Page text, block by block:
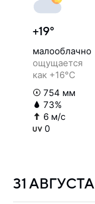
+19°
малооблачно
ощущается
как +16°C
754 мм
73%
6 м/с
0
31 АВГУСТА